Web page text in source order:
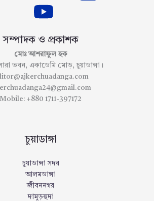
সম্পাদক ও প্রকাশক
মোঃ আশরাফুল হক
ভবন, একাডেমি মোড়, চুয়াডাঙ্গা।
Mobile: +880 1711-397172
চুয়াডাঙ্গা
চুয়াডাঙ্গা সদর
আলমডাঙ্গা
জীবননগর
দামুড়হুদা